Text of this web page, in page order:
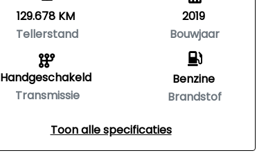
129.678 KM
Tellerstand
Handgeschakeld
Transmissie
2019
Bouwjaar
Benzine
Brandstof
Toon alle specificaties